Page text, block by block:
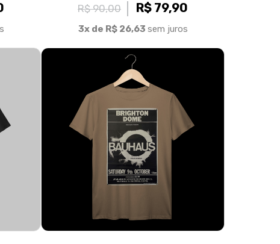
R$ 90,00
R$ 79,90
3x de R$ 26,63 sem juros